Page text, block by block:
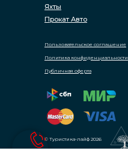
© Туристика-лайф 2026
Пользовательское соглашение
Политика конфиденциальности
Публичная оферта
Яхты
Прокат Авто